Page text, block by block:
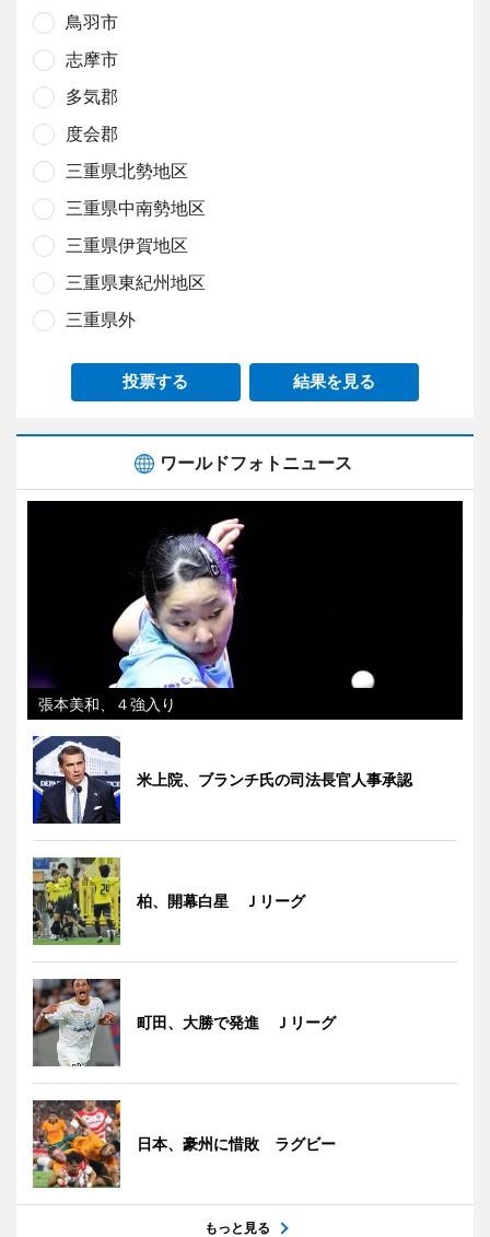
鳥羽市
志摩市
多気郡
度会郡
三重県北勢地区
三重県中南勢地区
三重県伊賀地区
三重県東紀州地区
三重県外
投票する 結果を見る
ワールドフォトニュース
張本美和、４強入り
米上院、ブランチ氏の司法長官人事承認
柏、開幕白星 Ｊリーグ
町田、大勝で発進 Ｊリーグ
日本、豪州に惜敗 ラグビー
もっと見る